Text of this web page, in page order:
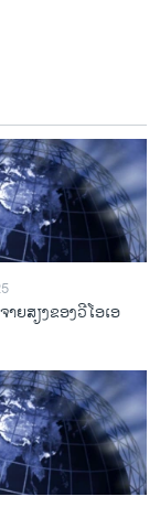
ຍສຽງຂອງວີໂອເອ